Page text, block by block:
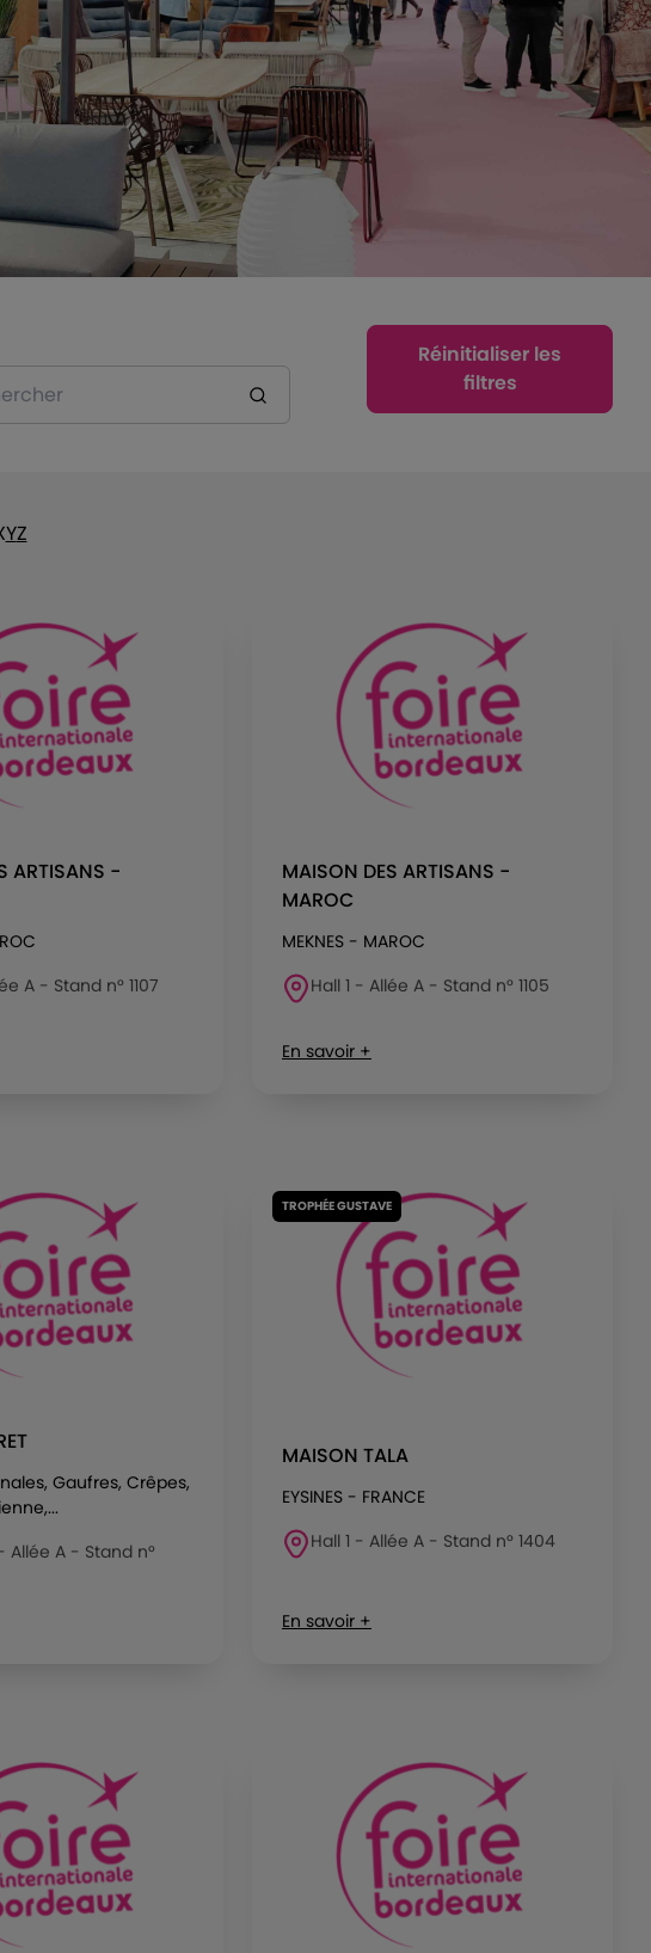
Réinitialiser les
filtres
YZ
ARTISANS -
A - Stand n° 1107
MAISON DES ARTISANS -
MAROC
MEKNES - MAROC
Hall 1 - Allée A - Stand n° 1105
En savoir +
Gaufres, Crêpes,
Allée A - Stand n°
TROPHÉE GUSTAVE
MAISON TALA
EYSINES - FRANCE
Hall 1 - Allée A - Stand n° 1404
En savoir +